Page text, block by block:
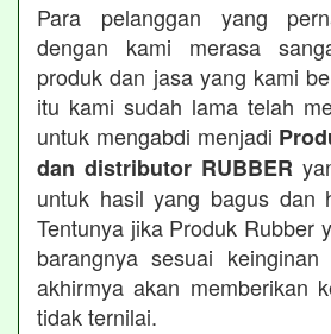
Para pelanggan yang
dengan kami merasa
produk dan jasa yang kami
itu kami sudah lama telah
untuk mengabdi menjadi
dan distributor RUBBER
untuk hasil yang bagus dan
Tentunya jika Produk Rubber
barangnya sesuai
akhirmya akan memberikan
tidak ternilai.